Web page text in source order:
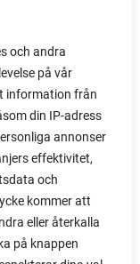
och andra
på vår
information från
din IP-adress
annonser
effektivitet,
och
kommer att
eller återkalla
på knappen
seg i
noen gode